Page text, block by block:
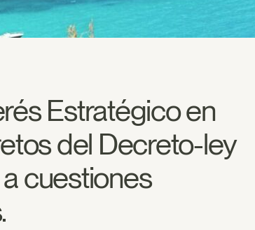
Estratégico en
del Decreto-ley
cuestiones